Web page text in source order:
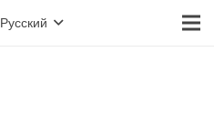
Русский